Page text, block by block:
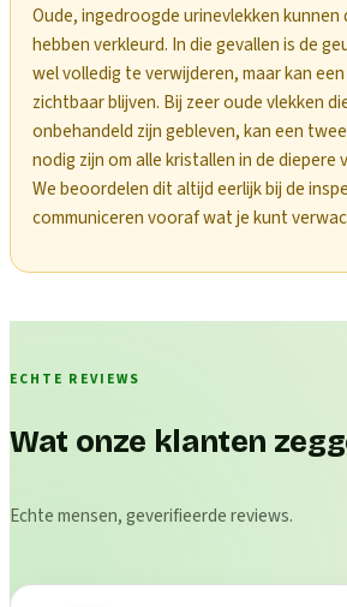
Oude, ingedroogde urinevlekken
hebben verkleurd. In die gevallen is de
wel volledig te verwijderen, maar kan
zichtbaar blijven. Bij zeer oude vlekken
onbehandeld zijn gebleven, kan een
nodig zijn om alle kristallen in de diepere
We beoordelen dit altijd eerlijk bij de
communiceren vooraf wat je kunt
ECHTE REVIEWS
Wat onze klanten
Echte mensen, geverifieerde reviews.